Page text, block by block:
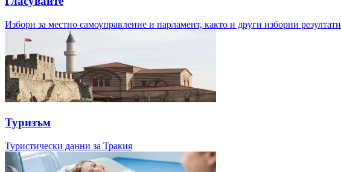
Избори за местно самоуправление и парламент, както и други изборни резултати
Туризъм
Туристически данни за Тракия